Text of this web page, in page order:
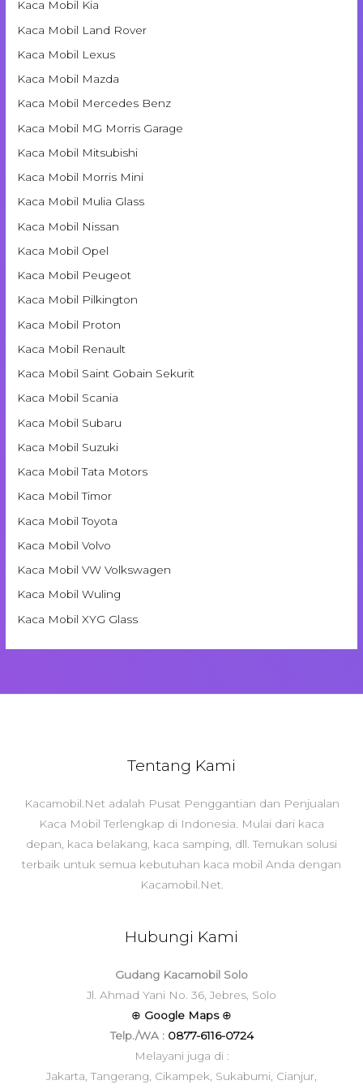
Kaca Mobil Kia
Kaca Mobil Land Rover
Kaca Mobil Lexus
Kaca Mobil Mazda
Kaca Mobil Mercedes Benz
Kaca Mobil MG Morris Garage
Kaca Mobil Mitsubishi
Kaca Mobil Morris Mini
Kaca Mobil Mulia Glass
Kaca Mobil Nissan
Kaca Mobil Opel
Kaca Mobil Peugeot
Kaca Mobil Pilkington
Kaca Mobil Proton
Kaca Mobil Renault
Kaca Mobil Saint Gobain Sekurit
Kaca Mobil Scania
Kaca Mobil Subaru
Kaca Mobil Suzuki
Kaca Mobil Tata Motors
Kaca Mobil Timor
Kaca Mobil Toyota
Kaca Mobil Volvo
Kaca Mobil VW Volkswagen
Kaca Mobil Wuling
Kaca Mobil XYG Glass
Tentang Kami
Kacamobil.Net adalah Pusat Penggantian dan Penjualan
Kaca Mobil Terlengkap di Indonesia. Mulai dari kaca
depan, kaca belakang, kaca samping, dll. Temukan solusi
terbaik untuk semua kebutuhan kaca mobil Anda dengan
Kacamobil.Net.
Hubungi Kami
Gudang Kacamobil Solo
Jl. Ahmad Yani No. 36, Jebres, Solo
⊕ Google Maps ⊕
Telp./WA : 0877-6116-0724
Melayani juga di :
Jakarta, Tangerang, Cikampek, Sukabumi, Cianjur,